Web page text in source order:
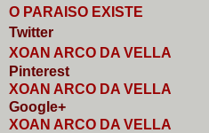
O PARAISO EXISTE
Twitter
XOAN ARCO DA VELLA
Pinterest
XOAN ARCO DA VELLA
Google+
XOAN ARCO DA VELLA